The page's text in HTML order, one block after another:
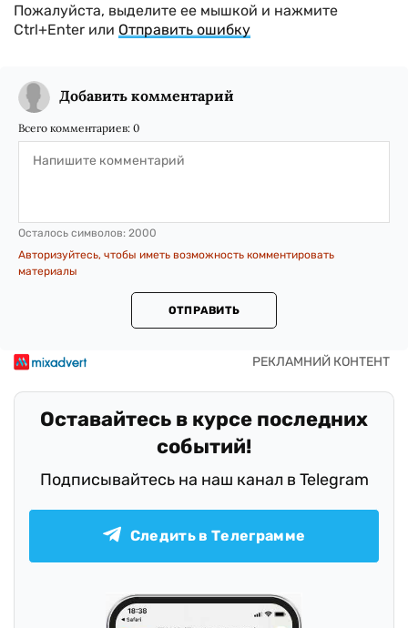
Пожалуйста, выделите ее мышкой и нажмите
Ctrl+Enter или Отправить ошибку
Добавить комментарий
Всего комментариев: 0
Осталось символов: 2000
Авторизуйтесь, чтобы иметь возможность комментировать
материалы
ОТПРАВИТЬ
Оставайтесь в курсе последних
событий!
Подписывайтесь на наш канал в Telegram
Следить в Телеграмме